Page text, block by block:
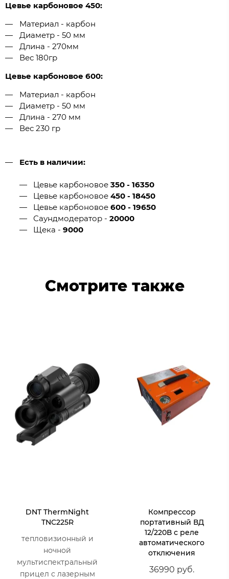
Цевье карбоновое 450:
Материал - карбон
Диаметр - 50 мм
Длина - 270мм
Вес 180гр
Цевье карбоновое 600:
Материал - карбон
Диаметр - 50 мм
Длина - 270 мм
Вес 230 гр
Есть в наличии:
Цевье карбоновое350 - 16350
Цевье карбоновое450 - 18450
Цевье карбоновое600 - 19650
Саундмодератор -20000
Щека -9000
Смотрите также
DNT ThermNight
TNC225R
тепловизионный и
ночной
мультиспектральный
прицел с лазерным
Компрессор
портативный ВД
12/220В с реле
автоматического
отключения
36990 руб.